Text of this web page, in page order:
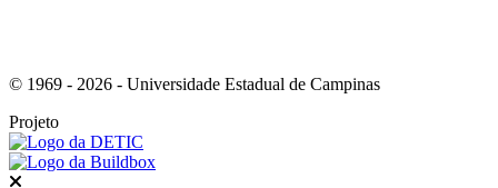
© 1969 - 2026 - Universidade Estadual de Campinas
Projeto